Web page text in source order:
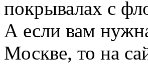
покрывалах с
А если вам
Москве, то на